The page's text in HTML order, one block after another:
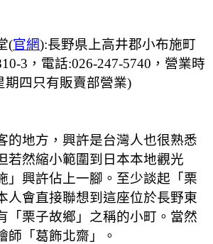
(官網):長野県上高井郡小布施町
3，電話:026-247-5740，營業時
期四只有販賣部營業)
的地方，興許是台灣人也很熟悉
若然縮小範圍到日本本地觀光
」興許佔上一腳。至少談起「栗
人會直接聯想到這座位於長野東
「栗子故鄉」之稱的小町。當然
師「葛飾北齋」。